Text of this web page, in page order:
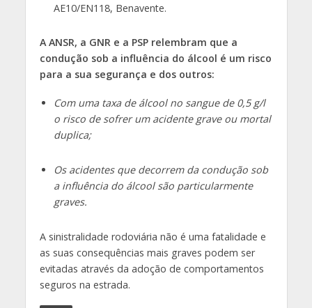
AE10/EN118, Benavente.
A ANSR, a GNR e a PSP relembram que a
condução sob a influência do álcool é um risco
para a sua segurança e dos outros:
Com uma taxa de álcool no sangue de 0,5 g/l
o risco de sofrer um acidente grave ou mortal
duplica;
Os acidentes que decorrem da condução sob
a influência do álcool são particularmente
graves.
A sinistralidade rodoviária não é uma fatalidade e
as suas consequências mais graves podem ser
evitadas através da adoção de comportamentos
seguros na estrada.